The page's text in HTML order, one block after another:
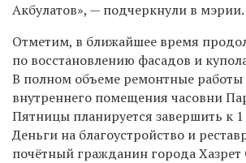
Акбулатов», — подчеркнули в мэрии.
Отметим, в ближайшее время
по восстановлению фасадов и
В полном объеме ремонтные работы
внутреннего помещения часовни
Пятницы планируется завершить к 1
Деньги на благоустройство и
почётный гражданин города Хазрет